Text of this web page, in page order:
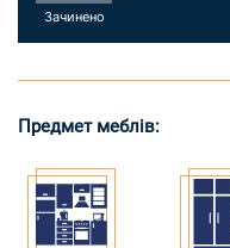
Зачинено
Предмет меблів: